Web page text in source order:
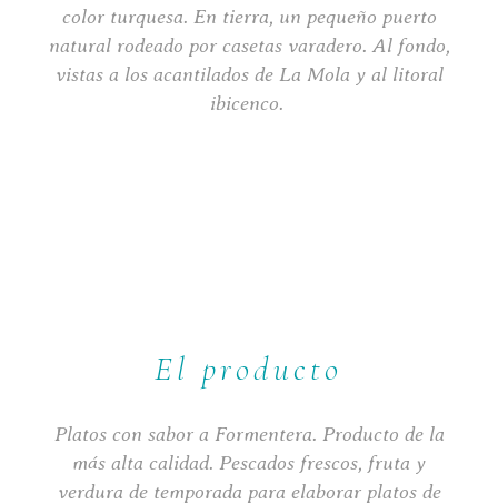
color turquesa. En tierra, un pequeño puerto
natural rodeado por casetas varadero. Al fondo,
vistas a los acantilados de La Mola y al litoral
ibicenco.
El producto
Platos con sabor a Formentera. Producto de la
más alta calidad. Pescados frescos, fruta y
verdura de temporada para elaborar platos de